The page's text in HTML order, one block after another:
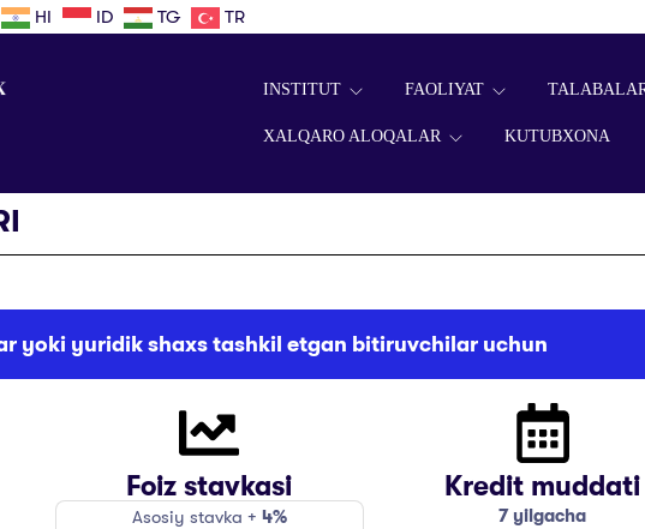
HI ID TG TR
INSTITUT FAOLIYAT
XALQARO ALOQALAR KUTUBXONA
yoki yuridik shaxs tashkil etgan bitiruvchilar uchun
Foiz stavkasi
Asosiy stavka + 4%
Kredit muddati
7 yilgacha